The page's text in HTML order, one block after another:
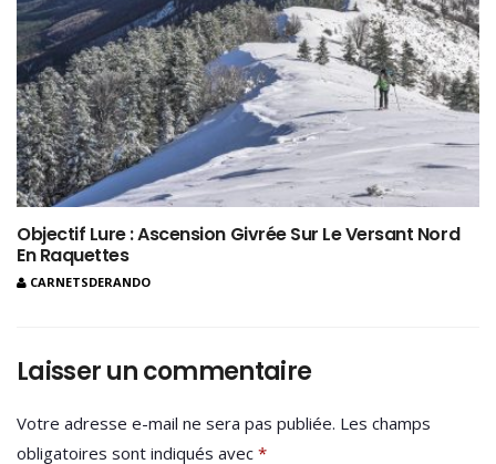
Objectif Lure : Ascension Givrée Sur Le Versant Nord
En Raquettes
CARNETSDERANDO
Laisser un commentaire
Votre adresse e-mail ne sera pas publiée. Les champs
obligatoires sont indiqués avec *